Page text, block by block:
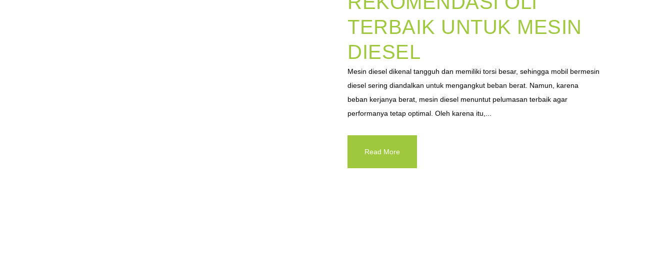
TERBAIK UNTUK MESIN
DIESEL
Mesin diesel dikenal tangguh dan memiliki torsi besar, sehingga mobil bermesin
diesel sering diandalkan untuk mengangkut beban berat. Namun, karena
beban kerjanya berat, mesin diesel menuntut pelumasan terbaik agar
performanya tetap optimal. Oleh karena itu,...
Read More